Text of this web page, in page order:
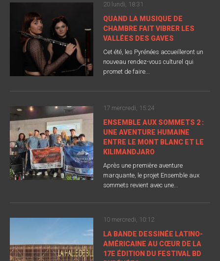
20 lundi, 18:31
QUAND LA MUSIQUE DE
CHAMBRE FAIT VIBRER LES
VALLÉES DES GAVES
Cet été, les Pyrénées accueilleront un
nouveau rendez-vous culturel qui
promet de faire...
17 mercredi, 15:24
ENSEMBLE AUX SOMMETS 2 :
UNE AVENTURE HUMAINE
ENTRE LE MONT BLANC ET LE
KILIMANDJARO
Après une première aventure
marquante, le projet Ensemble aux
sommets revient avec une...
10 mercredi, 10:12
LA BANDE DESSINÉE LATINO-
AMÉRICAINE AU CŒUR DE LA
17E ÉDITION DU FESTIVAL BD